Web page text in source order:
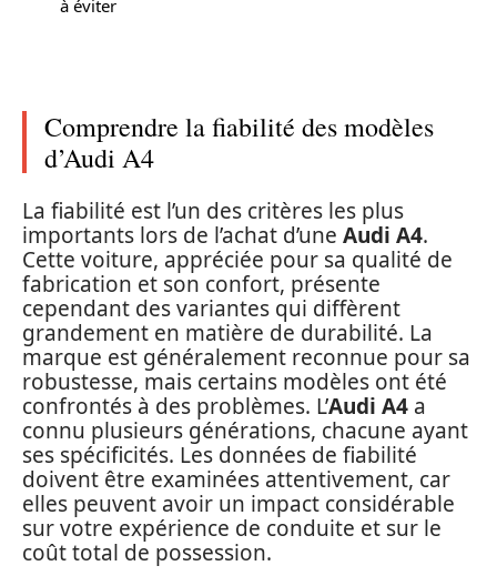
à éviter
Comprendre la fiabilité des modèles
d’Audi A4
La fiabilité est l’un des critères les plus
importants lors de l’achat d’une Audi A4.
Cette voiture, appréciée pour sa qualité de
fabrication et son confort, présente
cependant des variantes qui diffèrent
grandement en matière de durabilité. La
marque est généralement reconnue pour sa
robustesse, mais certains modèles ont été
confrontés à des problèmes. L’Audi A4 a
connu plusieurs générations, chacune ayant
ses spécificités. Les données de fiabilité
doivent être examinées attentivement, car
elles peuvent avoir un impact considérable
sur votre expérience de conduite et sur le
coût total de possession.